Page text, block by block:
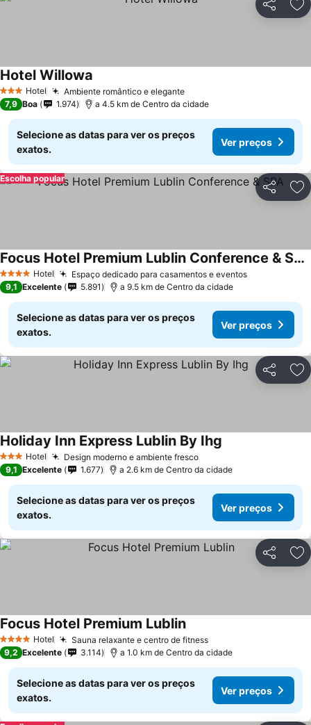
Partilhar
3 EstrelasHotel Ambiente romântico e eleganteVer preços
Hotel Willowa
7,9 Boa 1.974 a 4.5 km de Centro da cidade
Selecione as datas para ver os preços
exatos.
Ver preços
Partilhar
Escolha popular
4 EstrelasHotel Espaço dedicado para casamentos e eventosVer preços
Focus Hotel Premium Lublin Conference & SPA
Ver preços
9,1 Excelente 5.891 a 9.5 km de Centro da cidade
Selecione as datas para ver os preços
exatos.
Ver preços
Partilhar
3 EstrelasHotel Design moderno e ambiente frescoVer preços
Holiday Inn Express Lublin By Ihg
9,1 Excelente 1.677 a 2.6 km de Centro da cidade
Selecione as datas para ver os preços
exatos.
Ver preços
Partilhar
4 EstrelasHotel Sauna relaxante e centro de fitnessVer preços
Focus Hotel Premium LublinVer preços
9,2 Excelente 3.114 a 1.0 km de Centro da cidade
Selecione as datas para ver os preços
exatos.
Ver preços